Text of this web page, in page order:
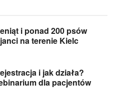
i ponad 200 psów
na terenie Kielc
i jak działa?
dla pacjentów